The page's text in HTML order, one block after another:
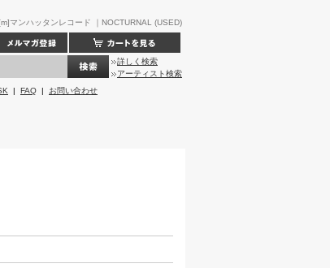
マンハッタンレコード ｜NOCTURNAL (USED)
詳しく検索
アーティスト検索
| FAQ | お問い合わせ